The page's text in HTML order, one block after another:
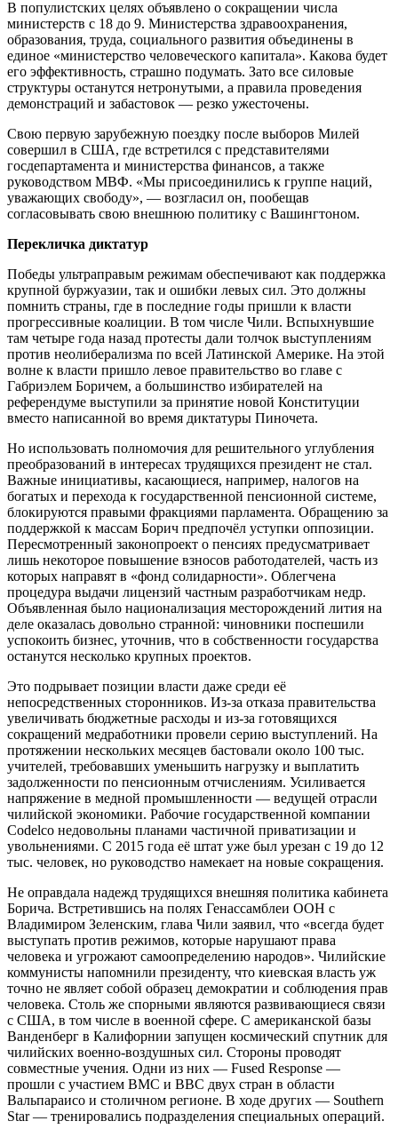
В популистских целях объявлено о сокращении числа
министерств с 18 до 9. Министерства здравоохранения,
образования, труда, социального развития объединены в
единое «министерство человеческого капитала». Какова будет
его эффективность, страшно подумать. Зато все силовые
структуры останутся нетронутыми, а правила проведения
демонстраций и забастовок — резко ужесточены.
Свою первую зарубежную поездку после выборов Милей
совершил в США, где встретился с представителями
госдепартамента и министерства финансов, а также
руководством МВФ. «Мы присоединились к группе наций,
уважающих свободу», — возгласил он, пообещав
согласовывать свою внешнюю политику с Вашингтоном.
Перекличка диктатур
Победы ультраправым режимам обеспечивают как поддержка
крупной буржуазии, так и ошибки левых сил. Это должны
помнить страны, где в последние годы пришли к власти
прогрессивные коалиции. В том числе Чили. Вспыхнувшие
там четыре года назад протесты дали толчок выступлениям
против неолиберализма по всей Латинской Америке. На этой
волне к власти пришло левое правительство во главе с
Габриэлем Боричем, а большинство избирателей на
референдуме выступили за принятие новой Конституции
вместо написанной во время диктатуры Пиночета.
Но использовать полномочия для решительного углубления
преобразований в интересах трудящихся президент не стал.
Важные инициативы, касающиеся, например, налогов на
богатых и перехода к государственной пенсионной системе,
блокируются правыми фракциями парламента. Обращению за
поддержкой к массам Борич предпочёл уступки оппозиции.
Пересмотренный законопроект о пенсиях предусматривает
лишь некоторое повышение взносов работодателей, часть из
которых направят в «фонд солидарности». Облегчена
процедура выдачи лицензий частным разработчикам недр.
Объявленная было национализация месторождений лития на
деле оказалась довольно странной: чиновники поспешили
успокоить бизнес, уточнив, что в собственности государства
останутся несколько крупных проектов.
Это подрывает позиции власти даже среди её
непосредственных сторонников. Из-за отказа правительства
увеличивать бюджетные расходы и из-за готовящихся
сокращений медработники провели серию выступлений. На
протяжении нескольких месяцев бастовали около 100 тыс.
учителей, требовавших уменьшить нагрузку и выплатить
задолженности по пенсионным отчислениям. Усиливается
напряжение в медной промышленности — ведущей отрасли
чилийской экономики. Рабочие государственной компании
Codelco недовольны планами частичной приватизации и
увольнениями. С 2015 года её штат уже был урезан с 19 до 12
тыс. человек, но руководство намекает на новые сокращения.
Не оправдала надежд трудящихся внешняя политика кабинета
Борича. Встретившись на полях Генассамблеи ООН с
Владимиром Зеленским, глава Чили заявил, что «всегда будет
выступать против режимов, которые нарушают права
человека и угрожают самоопределению народов». Чилийские
коммунисты напомнили президенту, что киевская власть уж
точно не являет собой образец демократии и соблюдения прав
человека. Столь же спорными являются развивающиеся связи
с США, в том числе в военной сфере. С американской базы
Ванденберг в Калифорнии запущен космический спутник для
чилийских военно-воздушных сил. Стороны проводят
совместные учения. Одни из них — Fused Response —
прошли с участием ВМС и ВВС двух стран в области
Вальпараисо и столичном регионе. В ходе других — Southern
Star — тренировались подразделения специальных операций.